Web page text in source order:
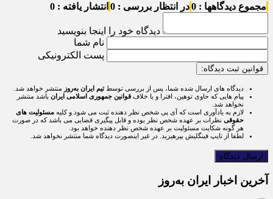
مجموع دیدگاهها : 0 در انتظار بررسی : 0 انتشار یافته : 0
دیدگاه خود را اینجا بنویسید
نام شما
پست الکترونیکی
قوانین ثبت دیدگاه:
دیدگاه های ارسال شده شما، پس از بررسی توسطتیم ایران به‌روز منتشر خواهد شد.
پیام هایی که حاوی توهین، افترا و یا خلاف قوانین جمهوری اسلامی ایران باشد منتشر
نخواهد شد.
لازم به یادآوری است که آی پی شخص نظر دهنده ثبت می شود و کلیه مسئولیت های
حقوقی نظرات بر عهده شخص نظر بوده و قابل پیگیری قضایی می باشد که در صورت
هر گونه شکایت مسئولیت بر عهده شخص نظر دهنده خواهد بود.
لطفا از تایپ فینگلیش بپرهیزید. در غیر اینصورت دیدگاه شما منتشر نخواهد شد.
آخرین اخبار ایران به‌روز